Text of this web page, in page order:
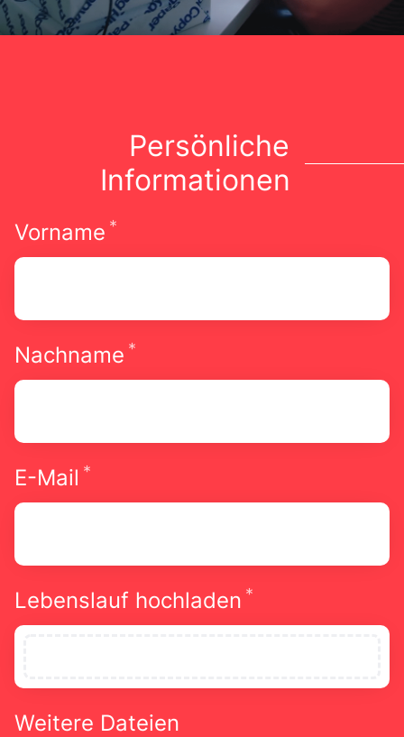
Persönliche
Informationen
Vorname *
Nachname *
E-Mail *
Lebenslauf hochladen *
Weitere Dateien